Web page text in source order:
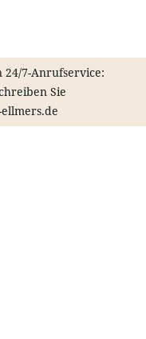
24/7-Anrufservice:
Sie